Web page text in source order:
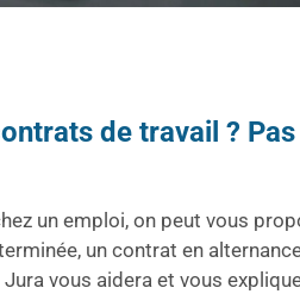
de travail ?
un emploi, on peut vous
un contrat en
vous aidera et vous